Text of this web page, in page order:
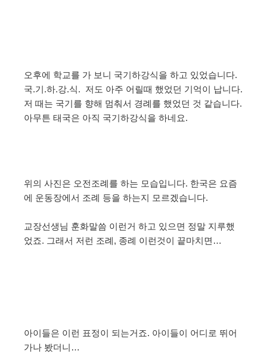
오후에 학교를 가 보니 국기하강식을 하고 있었습니다.
국.기.하.강.식. 저도 아주 어릴때 했었던 기억이 납니다.
저 때는 국기를 향해 멈춰서 경례를 했었던 것 같습니다.
아무튼 태국은 아직 국기하강식을 하네요.
위의 사진은 오전조례를 하는 모습입니다. 한국은 요즘
에 운동장에서 조례 등을 하는지 모르겠습니다.
교장선생님 훈화말씀 이런거 하고 있으면 정말 지루했
었죠. 그래서 저런 조례, 종례 이런것이 끝마치면…
아이들은 이런 표정이 되는거죠. 아이들이 어디로 뛰어
가나 봤더니…